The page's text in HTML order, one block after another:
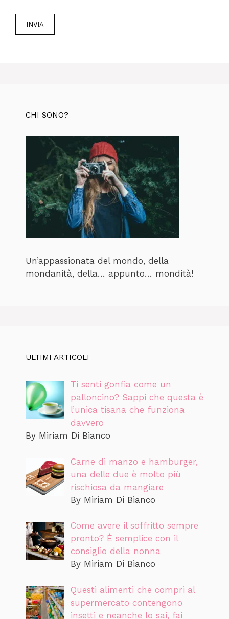
CHI SONO?
Un’appassionata del mondo, della
mondanità, della… appunto… mondità!
ULTIMI ARTICOLI
Ti senti gonfia come un
palloncino? Sappi che questa è
l’unica tisana che funziona
davvero
By Miriam Di Bianco
Carne di manzo e hamburger,
una delle due è molto più
rischiosa da mangiare
By Miriam Di Bianco
Come avere il soffritto sempre
pronto? È semplice con il
consiglio della nonna
By Miriam Di Bianco
Questi alimenti che compri al
supermercato contengono
insetti e neanche lo sai, fai